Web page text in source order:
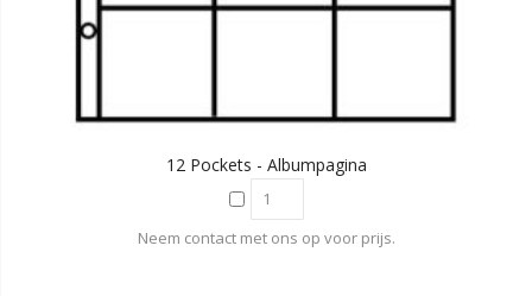
12 Pockets - Albumpagina
Neem contact met ons op voor prijs.